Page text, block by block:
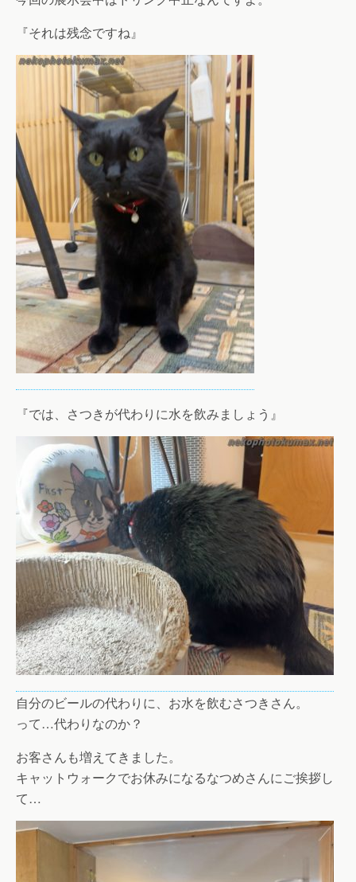
『それは残念ですね』
『では、さつきが代わりに水を飲みましょう』
自分のビールの代わりに、お水を飲むさつきさん。
って…代わりなのか？
お客さんも増えてきました。
キャットウォークでお休みになるなつめさんにご挨拶し
て…